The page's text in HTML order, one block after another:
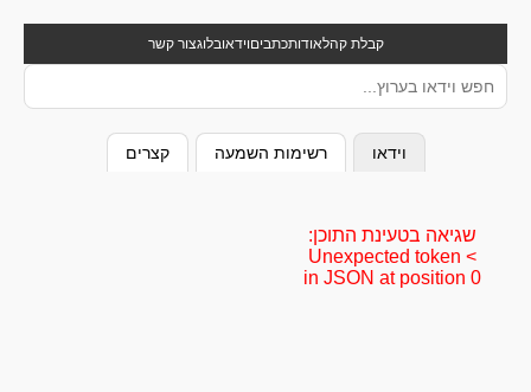
קבלת קהלאודותכתביםוידאובלוגצור קשר
וידאו רשימות השמעה קצרים
שגיאה בטעינת התוכן:
Unexpected token <
in JSON at position 0